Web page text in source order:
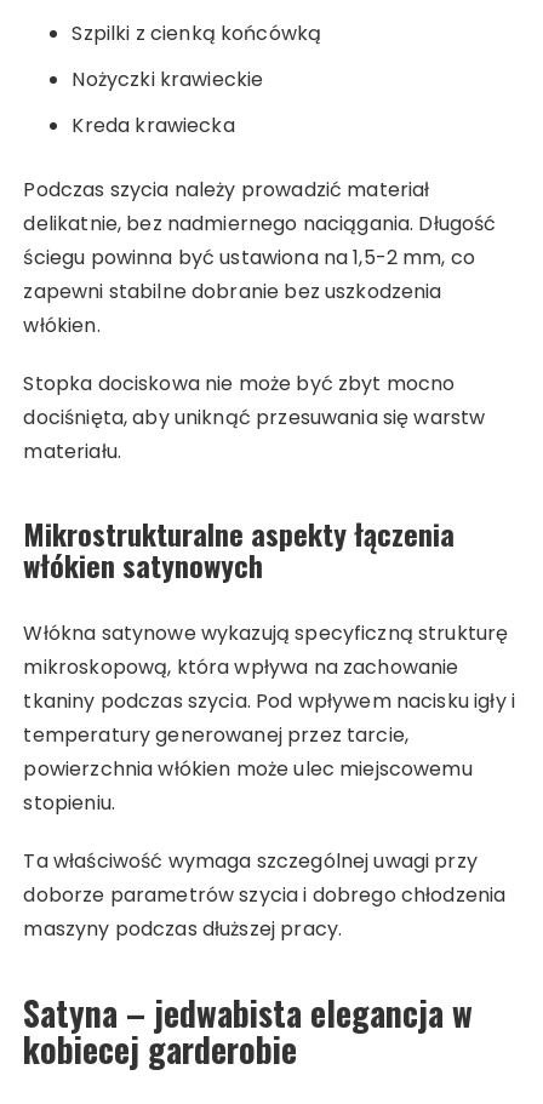
Szpilki z cienką końcówką
Nożyczki krawieckie
Kreda krawiecka
Podczas szycia należy prowadzić materiał
delikatnie, bez nadmiernego naciągania. Długość
ściegu powinna być ustawiona na 1,5-2 mm, co
zapewni stabilne dobranie bez uszkodzenia
włókien.
Stopka dociskowa nie może być zbyt mocno
dociśnięta, aby uniknąć przesuwania się warstw
materiału.
Mikrostrukturalne aspekty łączenia
włókien satynowych
Włókna satynowe wykazują specyficzną strukturę
mikroskopową, która wpływa na zachowanie
tkaniny podczas szycia. Pod wpływem nacisku igły i
temperatury generowanej przez tarcie,
powierzchnia włókien może ulec miejscowemu
stopieniu.
Ta właściwość wymaga szczególnej uwagi przy
doborze parametrów szycia i dobrego chłodzenia
maszyny podczas dłuższej pracy.
Satyna – jedwabista elegancja w
kobiecej garderobie